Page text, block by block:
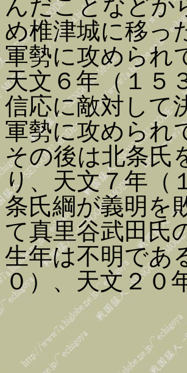
んだことなどか
め椎津城に移っ
軍勢に攻められ
天文６年（１５
信応に敵対して
軍勢に攻められ
その後は北条氏
り、天文７年（
条氏綱が義明を
て真里谷武田氏
生年は不明であ
０）、天文２０